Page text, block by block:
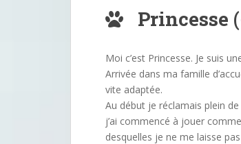
Princesse
Moi c’est Princesse. Je suis
Arrivée dans ma famille
vite adaptée.
Au début je réclamais plein
j’ai commencé à jouer
desquelles je ne me laisse